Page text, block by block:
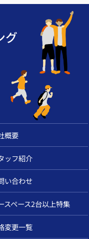
グ
概要
ッフ紹介
い合わせ
スペース2台以上特集
変更一覧